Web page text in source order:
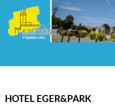
HOTEL EGER&PARK